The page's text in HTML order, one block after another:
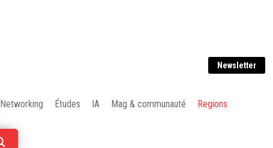
Newsletter
Networking Études IA Mag & communauté Regions